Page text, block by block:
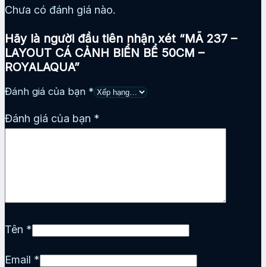
Chưa có đánh giá nào.
Hãy là người đầu tiên nhận xét “MÃ 237 –
LAYOUT CÁ CẢNH BIỂN BỂ 50CM –
ROYALAQUA”
Đánh giá của bạn *
Đánh giá của bạn *
Tên *
Email *